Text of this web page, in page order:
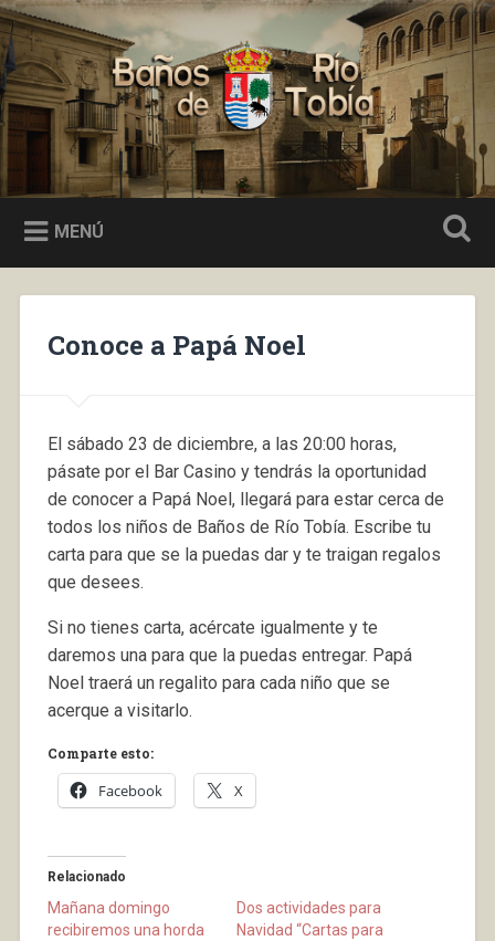
Saltar
al
contenido
Buscar
Baños de Río Tobía
MENÚ
Conoce a Papá Noel
El sábado 23 de diciembre, a las 20:00 horas,
pásate por el Bar Casino y tendrás la oportunidad
de conocer a Papá Noel, llegará para estar cerca de
todos los niños de Baños de Río Tobía. Escribe tu
carta para que se la puedas dar y te traigan regalos
que desees.
Si no tienes carta, acércate igualmente y te
daremos una para que la puedas entregar. Papá
Noel traerá un regalito para cada niño que se
acerque a visitarlo.
Comparte esto:
Facebook X
Relacionado
Mañana domingo
recibiremos una horda
Dos actividades para
Navidad “Cartas para